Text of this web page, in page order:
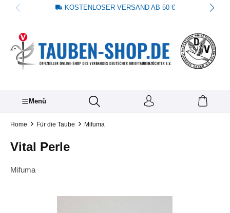
springen KOSTENLOSER VERSAND AB 50 €
Menü
Home Für die Taube Mifuma
Vital Perle
Mifuma